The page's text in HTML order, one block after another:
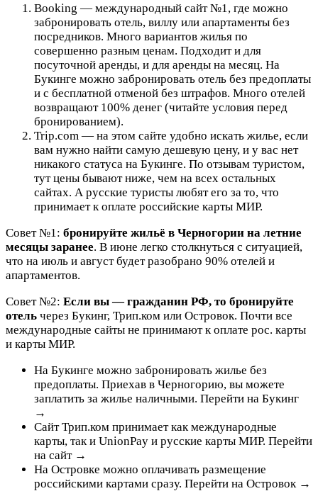
Booking — международный сайт №1, где можно
забронировать отель, виллу или апартаменты без
посредников. Много вариантов жилья по
совершенно разным ценам. Подходит и для
посуточной аренды, и для аренды на месяц. На
Букинге можно забронировать отель без предоплаты
и с бесплатной отменой без штрафов. Много отелей
возвращают 100% денег (читайте условия перед
бронированием).
Trip.com — на этом сайте удобно искать жилье, если
вам нужно найти самую дешевую цену, и у вас нет
никакого статуса на Букинге. По отзывам туристом,
тут цены бывают ниже, чем на всех остальных
сайтах. А русские туристы любят его за то, что
принимает к оплате российские карты МИР.
Совет №1: бронируйте жильё в Черногории на летние
месяцы заранее. В июне легко столкнуться с ситуацией,
что на июль и август будет разобрано 90% отелей и
апартаментов.
Совет №2: Если вы — гражданин РФ, то бронируйте
отель через Букинг, Трип.ком или Островок. Почти все
международные сайты не принимают к оплате рос. карты
и карты МИР.
На Букинге можно забронировать жилье без
предоплаты. Приехав в Черногорию, вы можете
заплатить за жилье наличными. Перейти на Букинг
→
Сайт Трип.ком принимает как международные
карты, так и UnionPay и русские карты МИР. Перейти
на сайт →
На Островке можно оплачивать размещение
российскими картами сразу. Перейти на Островок →